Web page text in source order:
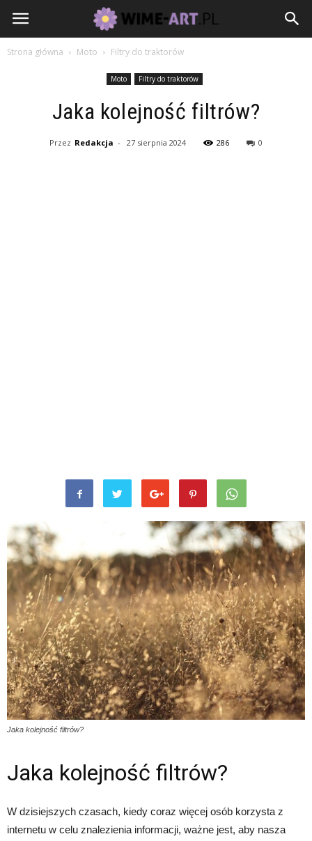
Strona główna Moto Filtry do traktorów
Moto Filtry do traktorów
Jaka kolejność filtrów?
Przez Redakcja - 27 sierpnia 2024 286 0
Jaka kolejność filtrów?
Jaka kolejność filtrów?
W dzisiejszych czasach, kiedy coraz więcej osób korzysta z
internetu w celu znalezienia informacji, ważne jest, aby nasza